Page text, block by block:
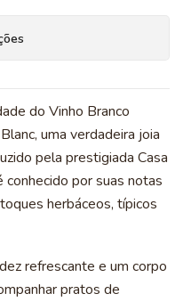
do Vinho Branco
uma verdadeira joia
pela prestigiada Casa
por suas notas
herbáceos, típicos
refrescante e um corpo
pratos de